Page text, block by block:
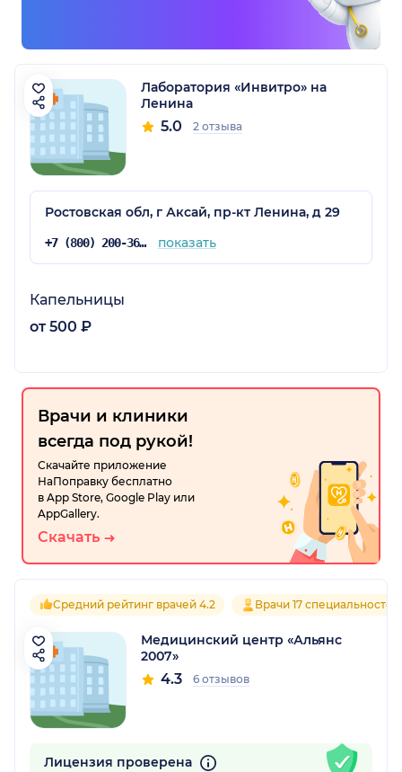
Лаборатория «Инвитро» на
Ленина
5.0 2 отзыва
Ростовская обл, г Аксай, пр-кт Ленина, д 29
+7 (800) 200-36-30 показать
Капельницы
от 500 ₽
Врачи и клиники
всегда под рукой!
Скачайте приложение
НаПоправку бесплатно
в App Store, Google Play или
AppGallery.
Скачать
Средний рейтинг врачей 4.2 Врачи 17 специальностей
Медицинский центр «Альянс
2007»
4.3 6 отзывов
Лицензия проверена